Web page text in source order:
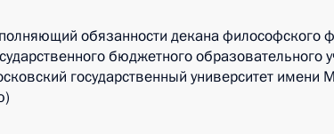
обязанности декана философского
бюджетного образовательного
государственный университет имени